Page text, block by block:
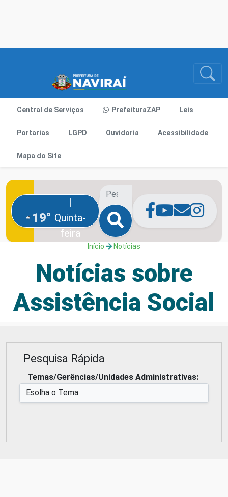
Central de Serviços PrefeituraZAP Leis
Portarias LGPD Ouvidoria Acessibilidade
Mapa do Site
19°
|
Quinta-
feira
Início Notícias
Notícias sobre
Assistência Social
Pesquisa Rápida
Temas/Gerências/Unidades Administrativas: